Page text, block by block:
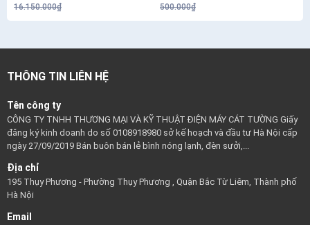
16.150.000₫ 500.000₫
THÔNG TIN LIÊN HỆ
Tên công ty
CÔNG TY TNHH THƯƠNG MẠI VÀ KỸ THUẬT ĐIỆN MÁY CÁT TƯỜNG Giấy
đăng ký kinh doanh do số 0108918980 sở kế hoạch và đầu tư Hà Nội cấp
ngày 27/09/2019 Bán buôn bán lẻ bình nóng lạnh, đèn sưởi,...
Địa chỉ
195 Thụy Phương - Phường Thụy Phương , Quận Bắc Từ Liêm, Thành phố
Hà Nội
Email